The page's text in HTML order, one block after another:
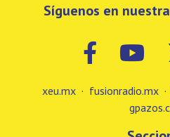
Síguenos en
xeu.mx · fusionradio.mx ·